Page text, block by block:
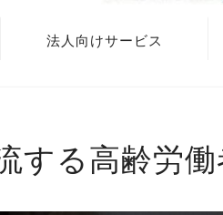
法人向けサービス
する高齢労働